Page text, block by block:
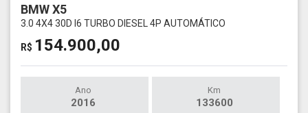
BMW X5
3.0 4X4 30D I6 TURBO DIESEL 4P AUTOMÁTICO
R$ 154.900,00
Ano
2016
Km
133600